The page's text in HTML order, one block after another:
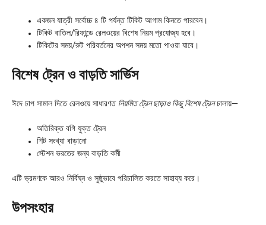
একজন যাত্রী সর্বোচ্চ ৪ টি পর্যন্ত টিকিট আগাম কিনতে পারবেন।
টিকিট বাতিল/রিফান্ডে রেলওয়ের বিশেষ নিয়ম প্রযোজ্য হবে।
টিকিটের সময়/রুট পরিবর্তনের অপশন সময় মতো পাওয়া যাবে।
বিশেষ ট্রেন ও বাড়তি সার্ভিস
ঈদে চাপ সামাল দিতে রেলওয়ে সাধারণত নিয়মিত ট্রেন ছাড়াও কিছু বিশেষ ট্রেনচালায়—
অতিরিক্ত বগি যুক্ত ট্রেন
শিট সংখ্যা বাড়ানো
স্টেশন ভরতের জন্য বাড়তি কর্মী
এটি ভ্রমণকে আরও নির্বিঘ্ন ও সুষ্ঠুভাবে পরিচালিত করতে সাহায্য করে।
উপসংহার